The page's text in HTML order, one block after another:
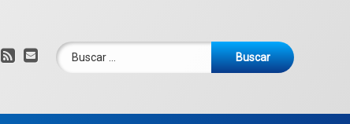
RSSCorreo electrónico
Buscar: